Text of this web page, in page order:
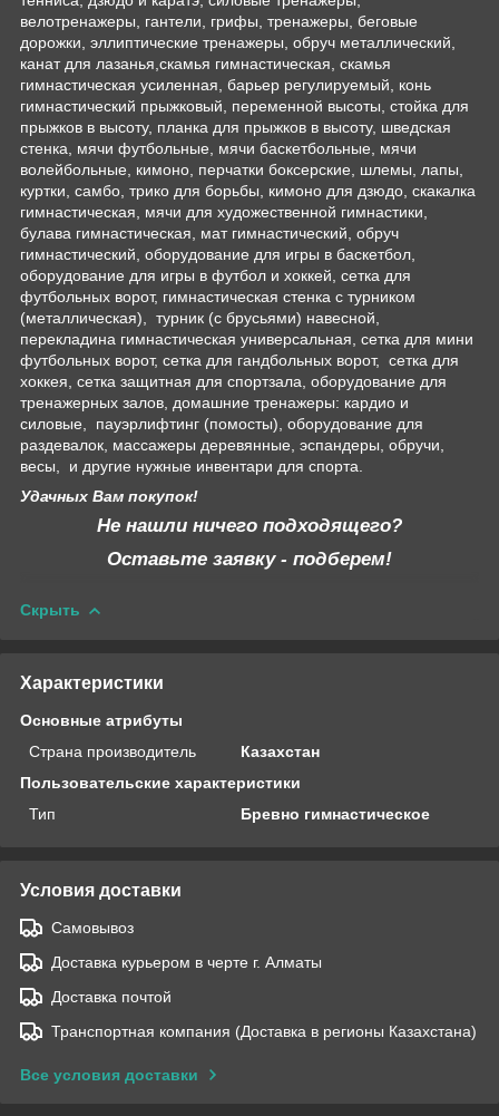
велотренажеры, гантели, грифы, тренажеры, беговые
дорожки, эллиптические тренажеры, обруч металлический,
канат для лазанья,скамья гимнастическая, скамья
гимнастическая усиленная, барьер регулируемый, конь
гимнастический прыжковый, переменной высоты, стойка для
прыжков в высоту, планка для прыжков в высоту, шведская
стенка, мячи футбольные, мячи баскетбольные, мячи
волейбольные, кимоно, перчатки боксерские, шлемы, лапы,
куртки, самбо, трико для борьбы, кимоно для дзюдо, скакалка
гимнастическая, мячи для художественной гимнастики,
булава гимнастическая, мат гимнастический, обруч
гимнастический, оборудование для игры в баскетбол,
оборудование для игры в футбол и хоккей, сетка для
футбольных ворот, гимнастическая стенка с турником
(металлическая), турник (с брусьями) навесной,
перекладина гимнастическая универсальная, сетка для мини
футбольных ворот, сетка для гандбольных ворот, сетка для
хоккея, сетка защитная для спортзала, оборудование для
тренажерных залов, домашние тренажеры: кардио и
силовые, пауэрлифтинг (помосты), оборудование для
раздевалок, массажеры деревянные, эспандеры, обручи,
весы, и другие нужные инвентари для спорта.
Удачных Вам покупок!
Не нашли ничего подходящего?
Оставьте заявку - подберем!
Скрыть
Характеристики
Основные атрибуты
Страна производитель
Казахстан
Пользовательские характеристики
Тип
Бревно гимнастическое
Условия доставки
Самовывоз
Доставка курьером в черте г. Алматы
Доставка почтой
Транспортная компания (Доставка в регионы Казахстана)
Все условия доставки